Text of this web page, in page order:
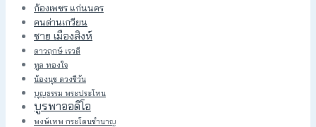
ก้องเพชร แก่นนคร
คนด่านเกวียน
ชาย เมืองสิงห์
ดาวฤกษ์ เรวดี
ทูล ทองใจ
น้องนุช ดวงชีวัน
บุญธรรม พระประโทน
บูรพาออดิโอ
พงษ์เทพ กระโดนชำนาญ